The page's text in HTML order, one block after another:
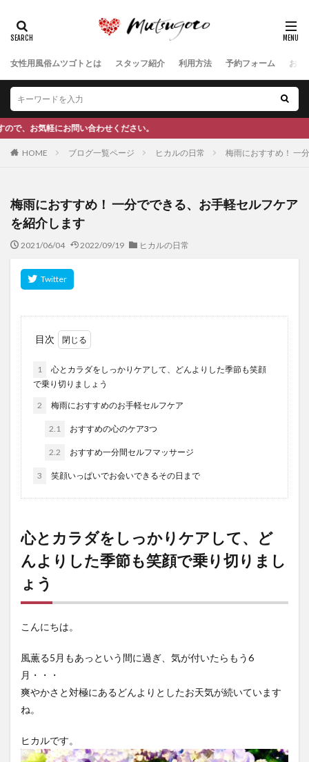
女性用風俗ムツゴトとは スタッフ紹介 利用方法 予約フォーム お客
。
HOME ブログ一覧ページ ヒカルの日常 梅雨におすすめ！ 一
梅雨におすすめ！ 一分でできる、お手軽セルフケア
を紹介します
2021/06/04 2022/09/19 ヒカルの日常
目次
1
心とカラダをしっかりケアして、どんよりした季節も笑顔
で乗り切りましょう
2 梅雨におすすめのお手軽セルフケア
2.1 おすすめの心のケア3つ
2.2 おすすめ一分間セルフマッサージ
3 笑顔いっぱいでお会いできるその日まで
心とカラダをしっかりケアして、ど
んよりした季節も笑顔で乗り切りまし
ょう
こんにちは。
風薫る5月もあっという間に過ぎ、気が付いたらもう6
月・・・
爽やかさと対極にあるどんよりとしたお天気が続いています
ね。
ヒカルです。